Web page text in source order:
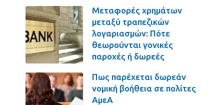
Μεταφορές χρημάτων
μεταξύ τραπεζικών
λογαριασμών: Πότε
θεωρούνται γονικές
παροχές ή δωρεές
Πως παρέχεται δωρεάν
νομική βοήθεια σε πολίτες
ΑμεΑ